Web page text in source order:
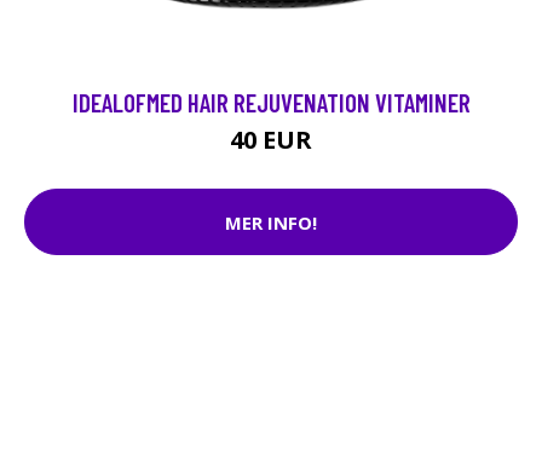
IDEALOFMED HAIR REJUVENATION VITAMINER
40 EUR
MER INFO!